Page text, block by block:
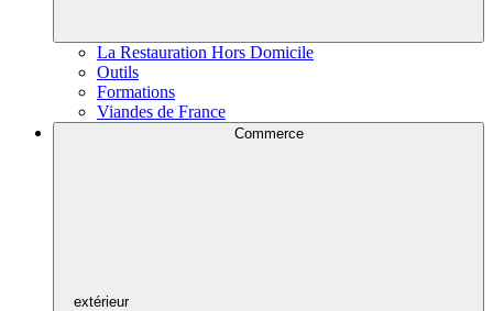
La Restauration Hors Domicile
Outils
Formations
Viandes de France
Commerce
extérieur